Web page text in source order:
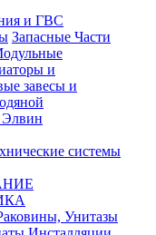
и ГВС
Запасные Части
и
завесы и
системы
Унитазы